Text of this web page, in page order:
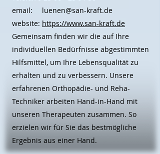
email:
website:
luenen@san-kraft.de
https://www.san-kraft.de
Gemeinsam finden wir die auf Ihre
individuellen Bedürfnisse abgestimmten
Hilfsmittel, um Ihre Lebensqualität zu
erhalten und zu verbessern. Unsere
erfahrenen Orthopädie- und Reha-
Techniker arbeiten Hand-in-Hand mit
unseren Therapeuten zusammen. So
erzielen wir für Sie das bestmögliche
Ergebnis aus einer Hand.